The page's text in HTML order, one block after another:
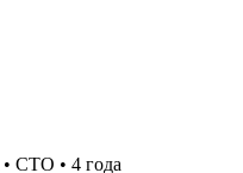
• CTO • 4 года